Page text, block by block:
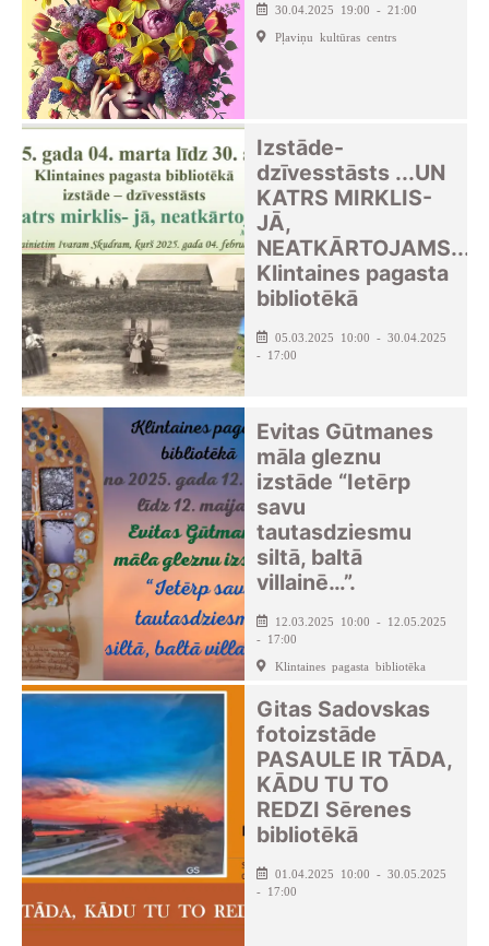
30.04.2025 19:00 - 21:00
Pļaviņu kultūras centrs
Izstāde-
dzīvesstāsts ...UN
KATRS MIRKLIS-
JĀ,
NEATKĀRTOJAMS...
Klintaines pagasta
bibliotēkā
05.03.2025 10:00 - 30.04.2025
- 17:00
Evitas Gūtmanes
māla gleznu
izstāde “Ietērp
savu
tautasdziesmu
siltā, baltā
villainē…”.
12.03.2025 10:00 - 12.05.2025
- 17:00
Klintaines pagasta bibliotēka
Gitas Sadovskas
fotoizstāde
PASAULE IR TĀDA,
KĀDU TU TO
REDZI Sērenes
bibliotēkā
01.04.2025 10:00 - 30.05.2025
- 17:00